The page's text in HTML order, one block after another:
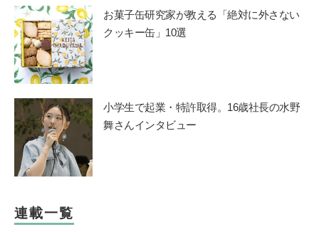
お菓子缶研究家が教える「絶対に外さない
クッキー缶」10選
小学生で起業・特許取得。16歳社長の水野
舞さんインタビュー
連載一覧